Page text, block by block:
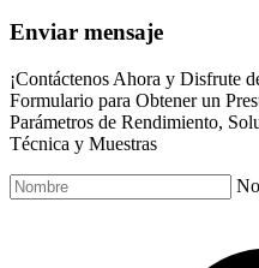
Enviar mensaje
¡Contáctenos Ahora y Disfrute
Formulario para Obtener un
Parámetros de Rendimiento,
Técnica y Muestras